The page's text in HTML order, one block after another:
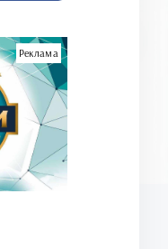
Реклама